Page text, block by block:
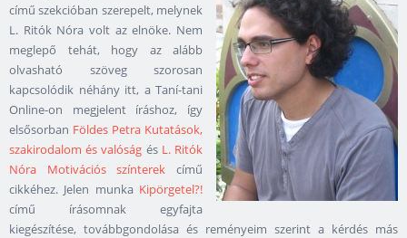
című szekcióban szerepelt, melynek
L. Ritók Nóra volt az elnöke. Nem
meglepő tehát, hogy az alább
olvasható szöveg szorosan
kapcsolódik néhány itt, a Taní-tani
Online-on megjelent íráshoz, így
elsősorban Földes Petra Kutatások,
szakirodalom és valóság és L. Ritók
Nóra Motivációs színterek című
cikkéhez. Jelen munka Kipörgetel?!
című írásomnak egyfajta
kiegészítése, továbbgondolása és reményeim szerint a kérdés más